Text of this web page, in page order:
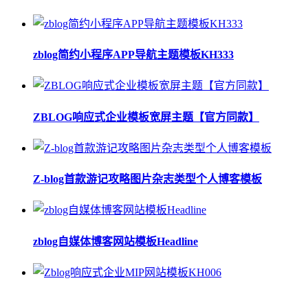
zblog简约小程序APP导航主题模板KH333
ZBLOG响应式企业模板宽屏主题【官方同款】
Z-blog首款游记攻略图片杂志类型个人博客模板
zblog自媒体博客网站模板Headline